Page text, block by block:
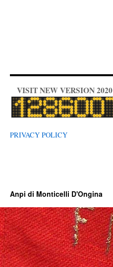
VISIT NEW VERSION 2020
PRIVACY POLICY
Anpi di Monticelli D'Ongina